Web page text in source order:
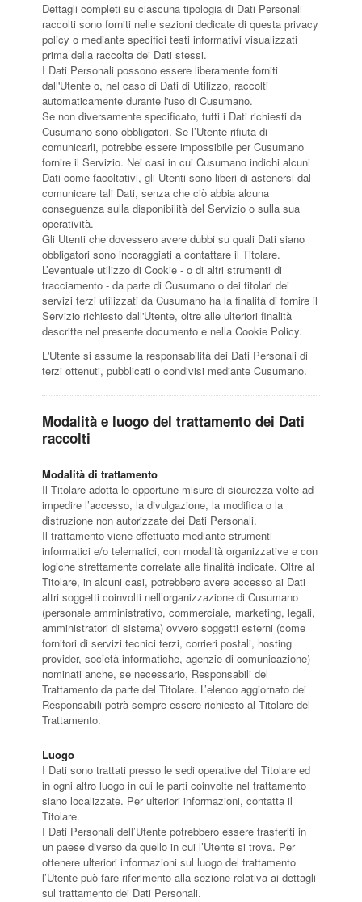
Dettagli completi su ciascuna tipologia di Dati Personali
raccolti sono forniti nelle sezioni dedicate di questa privacy
policy o mediante specifici testi informativi visualizzati
prima della raccolta dei Dati stessi.
I Dati Personali possono essere liberamente forniti
dall'Utente o, nel caso di Dati di Utilizzo, raccolti
automaticamente durante l'uso di Cusumano.
Se non diversamente specificato, tutti i Dati richiesti da
Cusumano sono obbligatori. Se l’Utente rifiuta di
comunicarli, potrebbe essere impossibile per Cusumano
fornire il Servizio. Nei casi in cui Cusumano indichi alcuni
Dati come facoltativi, gli Utenti sono liberi di astenersi dal
comunicare tali Dati, senza che ciò abbia alcuna
conseguenza sulla disponibilità del Servizio o sulla sua
operatività.
Gli Utenti che dovessero avere dubbi su quali Dati siano
obbligatori sono incoraggiati a contattare il Titolare.
L’eventuale utilizzo di Cookie - o di altri strumenti di
tracciamento - da parte di Cusumano o dei titolari dei
servizi terzi utilizzati da Cusumano ha la finalità di fornire il
Servizio richiesto dall'Utente, oltre alle ulteriori finalità
descritte nel presente documento e nella Cookie Policy.
L'Utente si assume la responsabilità dei Dati Personali di
terzi ottenuti, pubblicati o condivisi mediante Cusumano.
Modalità e luogo del trattamento dei Dati
raccolti
Modalità di trattamento
Il Titolare adotta le opportune misure di sicurezza volte ad
impedire l’accesso, la divulgazione, la modifica o la
distruzione non autorizzate dei Dati Personali.
Il trattamento viene effettuato mediante strumenti
informatici e/o telematici, con modalità organizzative e con
logiche strettamente correlate alle finalità indicate. Oltre al
Titolare, in alcuni casi, potrebbero avere accesso ai Dati
altri soggetti coinvolti nell’organizzazione di Cusumano
(personale amministrativo, commerciale, marketing, legali,
amministratori di sistema) ovvero soggetti esterni (come
fornitori di servizi tecnici terzi, corrieri postali, hosting
provider, società informatiche, agenzie di comunicazione)
nominati anche, se necessario, Responsabili del
Trattamento da parte del Titolare. L’elenco aggiornato dei
Responsabili potrà sempre essere richiesto al Titolare del
Trattamento.
Luogo
I Dati sono trattati presso le sedi operative del Titolare ed
in ogni altro luogo in cui le parti coinvolte nel trattamento
siano localizzate. Per ulteriori informazioni, contatta il
Titolare.
I Dati Personali dell’Utente potrebbero essere trasferiti in
un paese diverso da quello in cui l’Utente si trova. Per
ottenere ulteriori informazioni sul luogo del trattamento
l’Utente può fare riferimento alla sezione relativa ai dettagli
sul trattamento dei Dati Personali.